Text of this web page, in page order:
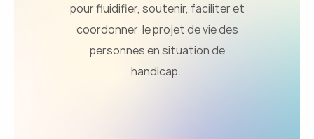
pour fluidifier, soutenir, faciliter et
coordonner le projet de vie des
personnes en situation de
handicap.